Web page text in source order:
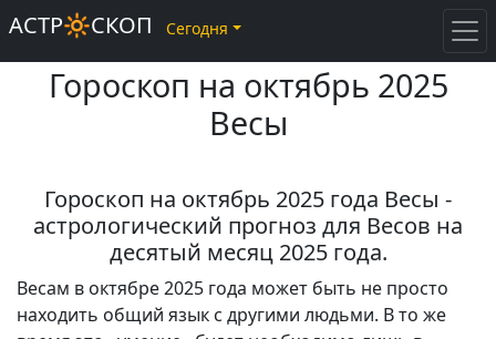
Гороскоп на октябрь 2025
Весы
Гороскоп на октябрь 2025 года Весы -
астрологический прогноз для Весов на
десятый месяц 2025 года.
Весам в октябре 2025 года может быть не просто
находить общий язык с другими людьми. В то же
АСТР🔆СКОП Сегодня